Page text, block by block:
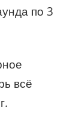
по 3
всё